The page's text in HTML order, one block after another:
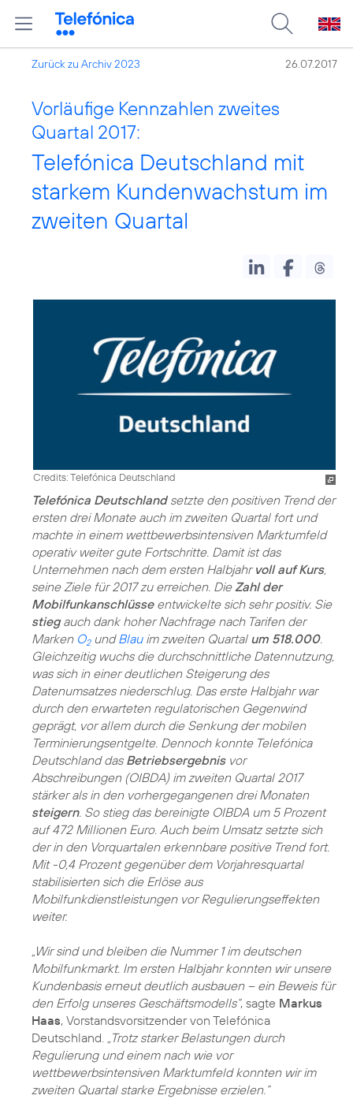
Zurück zu Archiv 2023 26.07.2017
Vorläufige Kennzahlen zweites
Quartal 2017:
Telefónica Deutschland mit
starkem Kundenwachstum im
zweiten Quartal
Credits: Telefónica Deutschland
Telefónica Deutschlandsetzte den positiven Trend der
ersten drei Monate auch im zweiten Quartal fort und
machte in einem wettbewerbsintensiven Marktumfeld
operativ weiter gute Fortschritte. Damit ist das
Unternehmen nach dem ersten Halbjahr voll auf Kurs,
seine Ziele für 2017 zu erreichen. DieZahl der
Mobilfunkanschlüsseentwickelte sich sehr positiv. Sie
stiegauch dank hoher Nachfrage nach Tarifen der
Marken O2undBlauim zweiten Quartal um 518.000.
Gleichzeitig wuchs die durchschnittliche Datennutzung,
was sich in einer deutlichen Steigerung des
Datenumsatzes niederschlug. Das erste Halbjahr war
durch den erwarteten regulatorischen Gegenwind
geprägt, vor allem durch die Senkung der mobilen
Terminierungsentgelte. Dennoch konnte Telefónica
Deutschland das Betriebsergebnisvor
Abschreibungen (OIBDA) im zweiten Quartal 2017
stärker als in den vorhergegangenen drei Monaten
steigern. So stieg das bereinigte OIBDA um 5 Prozent
auf 472 Millionen Euro. Auch beim Umsatz setzte sich
der in den Vorquartalen erkennbare positive Trend fort.
Mit -0,4 Prozent gegenüber dem Vorjahresquartal
stabilisierten sich die Erlöse aus
Mobilfunkdienstleistungen vor Regulierungseffekten
weiter.
„Wir sind und bleiben die Nummer 1 im deutschen
Mobilfunkmarkt. Im ersten Halbjahr konnten wir unsere
Kundenbasis erneut deutlich ausbauen – ein Beweis für
den Erfolg unseres Geschäftsmodells“, sagte Markus
Haas, Vorstandsvorsitzender von Telefónica
Deutschland. „Trotz starker Belastungen durch
Regulierung und einem nach wie vor
wettbewerbsintensiven Marktumfeld konnten wir im
zweiten Quartal starke Ergebnisse erzielen.“